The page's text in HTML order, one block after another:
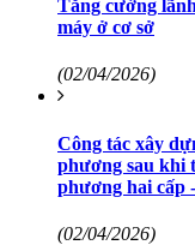
Tăng cường
máy ở cơ sở
(02/04/2026)
Công tác xây
phương sau khi
phương hai cấp
(02/04/2026)